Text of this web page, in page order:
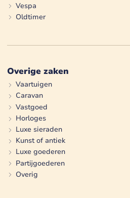
Vespa
Oldtimer
Overige zaken
Vaartuigen
Caravan
Vastgoed
Horloges
Luxe sieraden
Kunst of antiek
Luxe goederen
Partijgoederen
Overig